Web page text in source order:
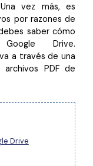
vez más, es
por razones de
saber cómo
Drive.
a través de una
PDF de
Drive